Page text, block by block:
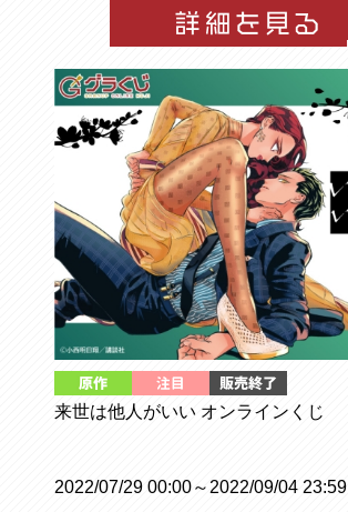
来世は他人がいい オンラインくじ
2022/07/29 00:00～2022/09/04 23:59